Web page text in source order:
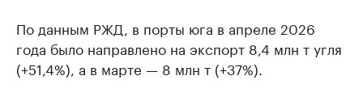
По данным РЖД, в порты юга в апреле 2026
года было направлено на экспорт 8,4 млн т угля
(+51,4%), а в марте — 8 млн т (+37%).